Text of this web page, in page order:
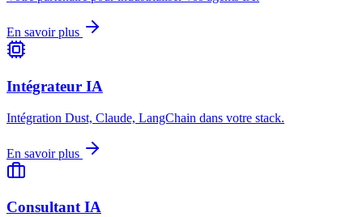
En savoir plus
Intégrateur IA
Intégration Dust, Claude, LangChain dans votre stack.
En savoir plus
Consultant IA